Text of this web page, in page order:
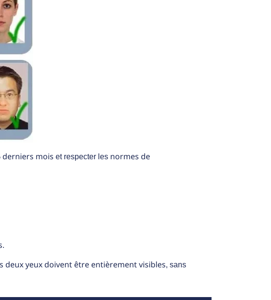
derniers mois et respecter les normes de
.
deux yeux doivent être entièrement visibles, sans